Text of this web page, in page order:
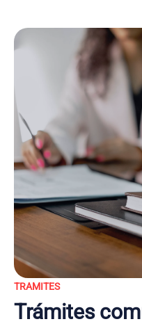
TRAMITES
Trámites